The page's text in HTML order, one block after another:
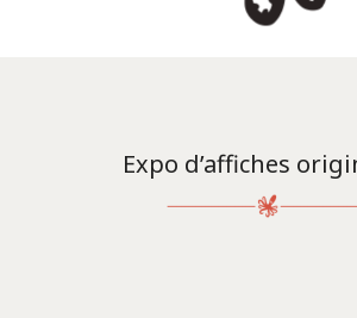
Expo d’affiches